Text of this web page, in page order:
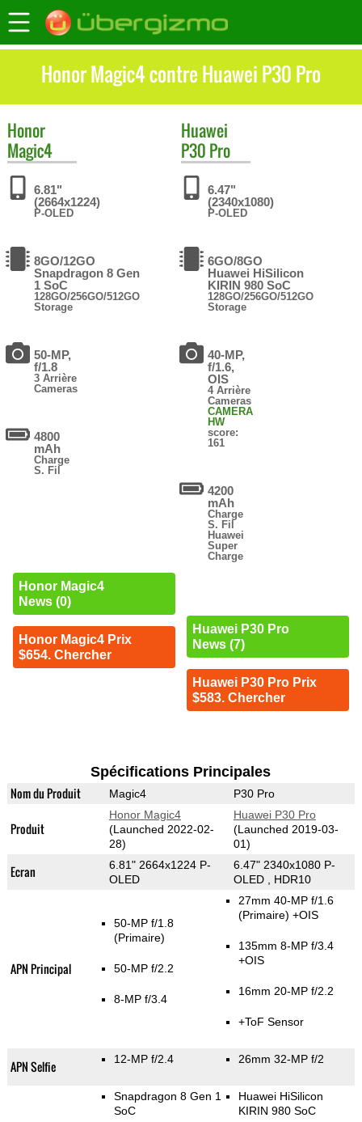
Honor Magic4 contre Huawei P30 Pro
Honor
Magic4
6.81"
(2664x1224)
P-OLED
8GO/12GO
Snapdragon 8 Gen
1 SoC
128GO/256GO/512GO
Storage
50-MP,
f/1.8
3 Arrière
Cameras
4800
mAh
Charge
S. Fil
Honor Magic4
News (0)
Honor Magic4 Prix
$654. Chercher
Huawei
P30 Pro
6.47"
(2340x1080)
P-OLED
6GO/8GO
Huawei HiSilicon
KIRIN 980 SoC
128GO/256GO/512GO
Storage
40-MP,
f/1.6,
OIS
4 Arrière
Cameras
CAMERA
HW
score:
161
4200
mAh
Charge
S. Fil
Huawei
Super
Charge
Huawei P30 Pro
News (7)
Huawei P30 Pro Prix
$583. Chercher
Spécifications Principales
Nom du Produit Magic4 P30 Pro
Produit
Honor Magic4
(Launched 2022-02-
28)
Huawei P30 Pro
(Launched 2019-03-
01)
Ecran
6.81" 2664x1224 P-
OLED
6.47" 2340x1080 P-
OLED , HDR10
APN Principal
50-MP f/1.8
(Primaire)
50-MP f/2.2
8-MP f/3.4
27mm 40-MP f/1.6
(Primaire) +OIS
135mm 8-MP f/3.4
+OIS
16mm 20-MP f/2.2
+ToF Sensor
APN Selfie 12-MP f/2.4 26mm 32-MP f/2
Snapdragon 8 Gen 1
SoC
Huawei HiSilicon
KIRIN 980 SoC